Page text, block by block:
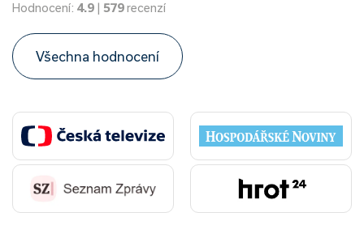
Hodnocení: 4.9 | 579recenzí
Všechna hodnocení